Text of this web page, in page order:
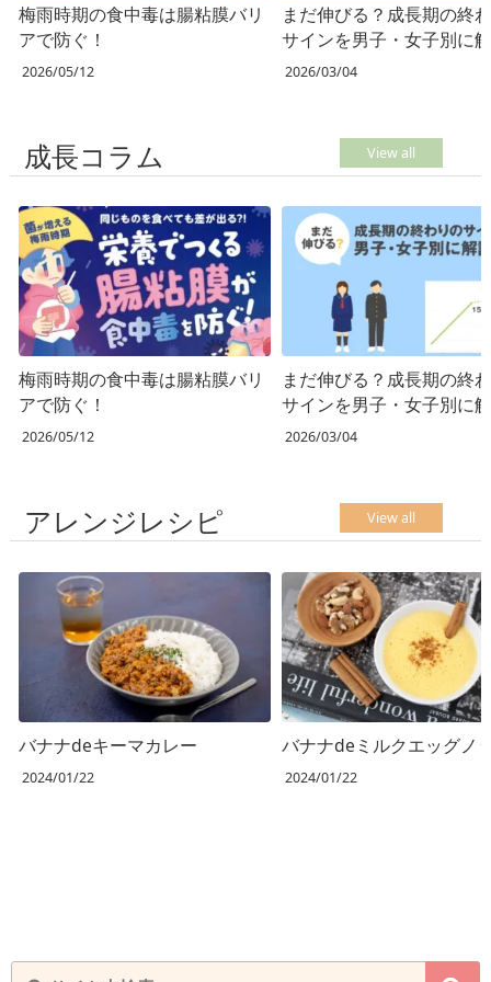
梅雨時期の食中毒は腸粘膜バリ
アで防ぐ！
2026/05/12
まだ伸びる？成長期の終
サインを男子・女子別に
2026/03/04
View all
成長コラム
梅雨時期の食中毒は腸粘膜バリ
アで防ぐ！
2026/05/12
まだ伸びる？成長期の終
サインを男子・女子別に
2026/03/04
View all
アレンジレシピ
バナナdeキーマカレー
2024/01/22
バナナdeミルクエッグノ
2024/01/22